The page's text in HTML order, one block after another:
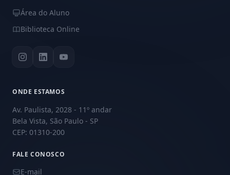
Área do Aluno
Biblioteca Online
ONDE ESTAMOS
Av. Paulista, 2028 - 11º andar
Bela Vista, São Paulo - SP
CEP: 01310-200
FALE CONOSCO
E-mail